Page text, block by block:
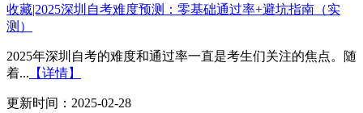
收藏|2025深圳自考难度预测：零基础通过率+避坑指南（实
测）
2025年深圳自考的难度和通过率一直是考生们关注的焦点。随
着... 【详情】
更新时间：2025-02-28